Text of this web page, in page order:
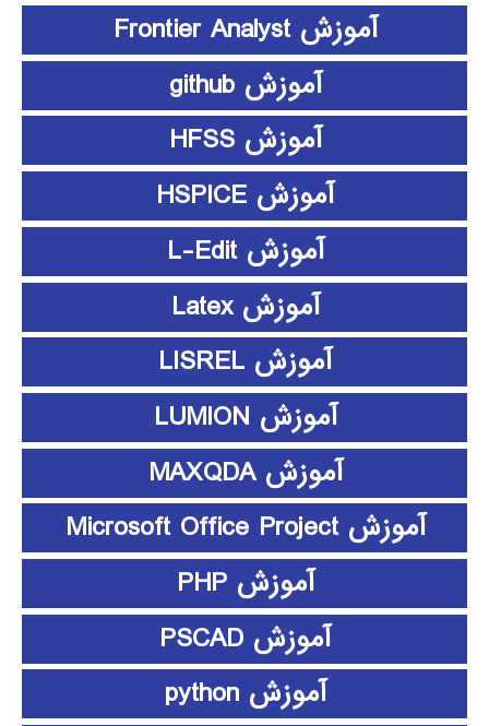
آموزش Frontier Analyst
آموزش github
آموزش HFSS
آموزش HSPICE
آموزش L-Edit
آموزش Latex
آموزش LISREL
آموزش LUMION
آموزش MAXQDA
آموزش Microsoft Office Project
آموزش PHP
آموزش PSCAD
آموزش python